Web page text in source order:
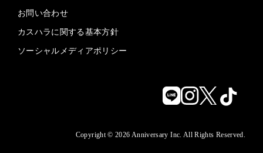
お問い合わせ
カスハラに関する基本方針
ソーシャルメディアポリシー
Copyright © 2026 Anniversary Inc. All Rights Reserved.